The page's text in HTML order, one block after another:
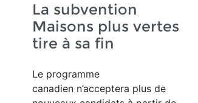
La subvention
Maisons plus vertes
tire à sa fin
Le programme
canadien n’acceptera plus de